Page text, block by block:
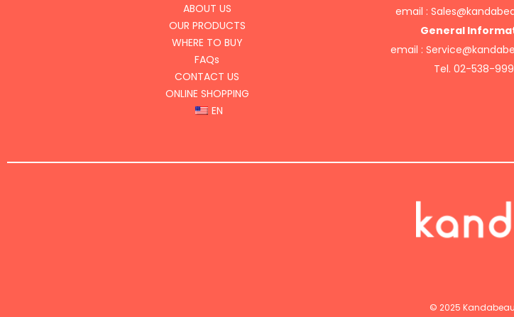
ABOUT US
OUR PRODUCTS
WHERE TO BUY
FAQs
CONTACT US
ONLINE SHOPPING
EN
email :
General
email :
Tel. 02-538-
© 2025